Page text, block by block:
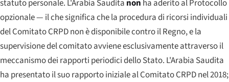
statuto personale. L'Arabia Saudita non ha aderito al Protocollo
opzionale — il che significa che la procedura di ricorsi individuali
del Comitato CRPD non è disponibile contro il Regno, e la
supervisione del comitato avviene esclusivamente attraverso il
meccanismo dei rapporti periodici dello Stato. L'Arabia Saudita
ha presentato il suo rapporto iniziale al Comitato CRPD nel 2018;